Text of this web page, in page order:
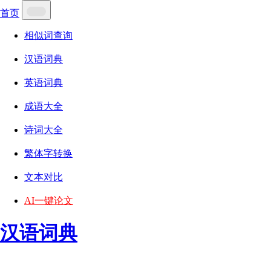
首页
相似词查询
汉语词典
英语词典
成语大全
诗词大全
繁体字转换
文本对比
AI一键论文
汉语词典